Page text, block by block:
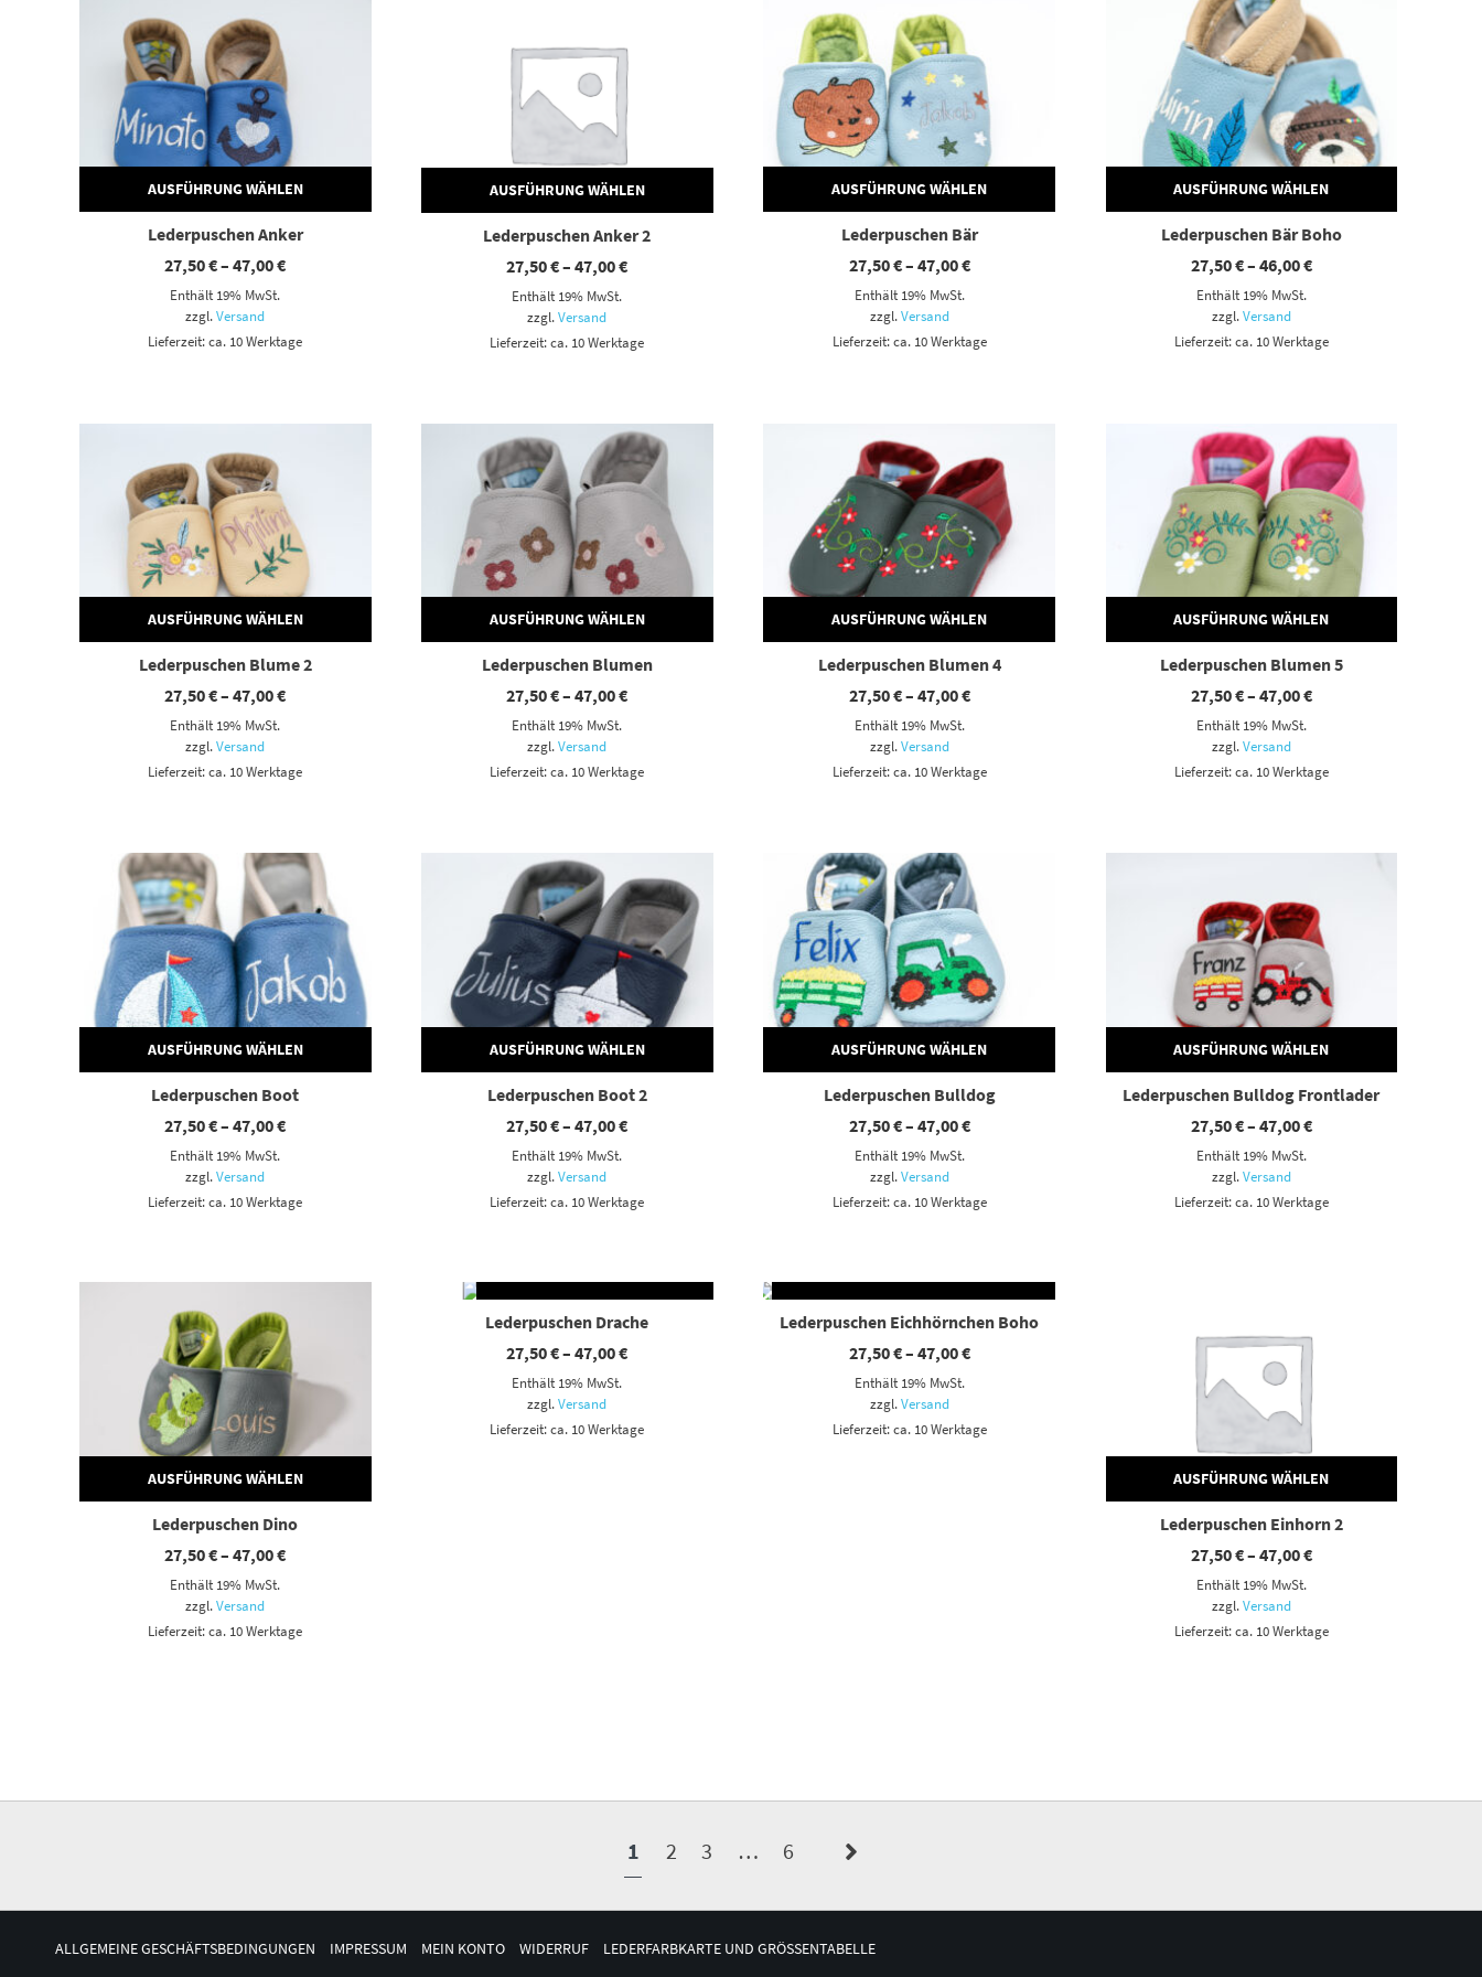
AUSFÜHRUNG WÄHLEN
Lederpuschen Anker
27,50€–47,00€Preisspanne:
Enthält 19% MwSt.
zzgl.Versand
Lieferzeit: ca. 10 Werktage
AUSFÜHRUNG WÄHLEN
Lederpuschen Anker 2
27,50€–47,00€Preisspanne:
Enthält 19% MwSt.
zzgl.Versand
Lieferzeit: ca. 10 Werktage
AUSFÜHRUNG WÄHLEN
Lederpuschen Bär
27,50€– 47,00€Preisspanne:
Enthält 19% MwSt.
zzgl.Versand
Lieferzeit: ca. 10 Werktage
AUSFÜHRUNG WÄHLEN
Lederpuschen Bär Boho
27,50€– 46,00€Preisspanne:
Enthält 19% MwSt.
zzgl.Versand
Lieferzeit: ca. 10 Werktage
AUSFÜHRUNG WÄHLEN
Dieses Produkt weist mehrere Varianten auf. Die Optionen können auf der Produktseite gewählt werden
Lederpuschen Blume 2
27,50€–47,00€Preisspanne:
Enthält 19% MwSt.
zzgl.Versand
Lieferzeit: ca. 10 Werktage
AUSFÜHRUNG WÄHLEN
Dieses Produkt weist mehrere Varianten auf. Die Optionen können auf der Produktseite gewählt werden
Lederpuschen Blumen
27,50€–47,00€Preisspanne:
Enthält 19% MwSt.
zzgl.Versand
Lieferzeit: ca. 10 Werktage
AUSFÜHRUNG WÄHLEN
Lederpuschen Blumen 4
27,50€– 47,00€Preisspanne:
Enthält 19% MwSt.
zzgl.Versand
Lieferzeit: ca. 10 Werktage
AUSFÜHRUNG WÄHLEN
Lederpuschen Blumen 5
27,50€– 47,00€Preisspanne:
Enthält 19% MwSt.
zzgl.Versand
Lieferzeit: ca. 10 Werktage
AUSFÜHRUNG WÄHLEN
Dieses Produkt weist mehrere Varianten auf. Die Optionen können auf der Produktseite gewählt werden
Lederpuschen Boot
27,50€–47,00€Preisspanne:
Enthält 19% MwSt.
zzgl.Versand
Lieferzeit: ca. 10 Werktage
AUSFÜHRUNG WÄHLEN
Lederpuschen Boot 2
27,50€–47,00€Preisspanne:
Enthält 19% MwSt.
zzgl.Versand
Lieferzeit: ca. 10 Werktage
AUSFÜHRUNG WÄHLEN
Lederpuschen Bulldog
27,50€– 47,00€Preisspanne:
Enthält 19% MwSt.
zzgl.Versand
Lieferzeit: ca. 10 Werktage
AUSFÜHRUNG WÄHLEN
Dieses Produkt weist mehrere Varianten auf. Die Optionen können auf der Produktseite gewählt werden
Lederpuschen Bulldog Frontlader
27,50€– 47,00€Preisspanne:
Enthält 19% MwSt.
zzgl.Versand
Lieferzeit: ca. 10 Werktage
AUSFÜHRUNG WÄHLEN
Dieses Produkt weist mehrere Varianten auf. Die Optionen können auf der Produktseite gewählt werden
Lederpuschen Dino
27,50€–47,00€Preisspanne:
Enthält 19% MwSt.
zzgl.Versand
Lieferzeit: ca. 10 Werktage
Dieses Produkt weist mehrere Varianten auf. Die Optionen können auf der Produktseite gewählt werden
Lederpuschen Drache
27,50€–47,00€Preisspanne:
Enthält 19% MwSt.
zzgl.Versand
Lieferzeit: ca. 10 Werktage
Dieses Produkt weist mehrere Varianten auf. Die Optionen können auf der Produktseite gewählt werden
Lederpuschen Eichhörnchen Boho
27,50€– 47,00€Preisspanne:
Enthält 19% MwSt.
zzgl.Versand
Lieferzeit: ca. 10 Werktage
AUSFÜHRUNG WÄHLEN
Lederpuschen Einhorn 2
27,50€– 47,00€Preisspanne:
Enthält 19% MwSt.
zzgl.Versand
Lieferzeit: ca. 10 Werktage
1 2 3 … 6
ALLGEMEINE GESCHÄFTSBEDINGUNGEN IMPRESSUM MEIN KONTO WIDERRUF LEDERFARBKARTE UND GRÖSSENTABELLE